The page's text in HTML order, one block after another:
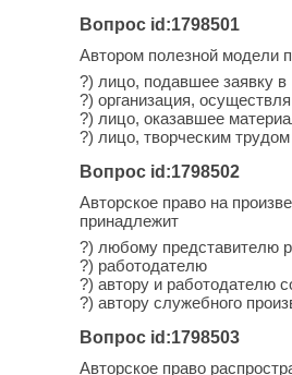
Вопрос id:1798501
Автором полезной модели
?) лицо, подавшее заявку
?) организация,
?) лицо, оказавшее
?) лицо, творческим трудом
Вопрос id:1798502
Авторское право на
принадлежит
?) любому представителю
?) работодателю
?) автору и работодателю
?) автору служебного
Вопрос id:1798503
Авторское право